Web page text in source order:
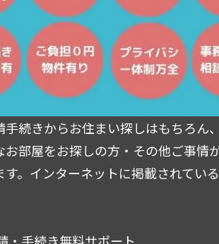
手続きからお住まい探しはもちろん
お部屋をお探しの方・その他ご事情
す。インターネットに掲載されてい